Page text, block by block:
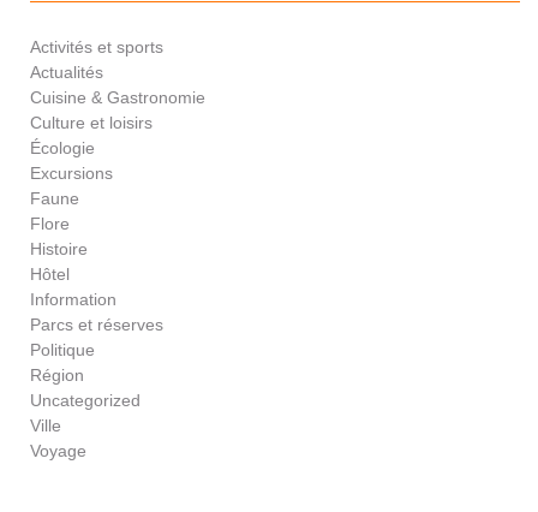
Activités et sports
Actualités
Cuisine & Gastronomie
Culture et loisirs
Écologie
Excursions
Faune
Flore
Histoire
Hôtel
Information
Parcs et réserves
Politique
Région
Uncategorized
Ville
Voyage